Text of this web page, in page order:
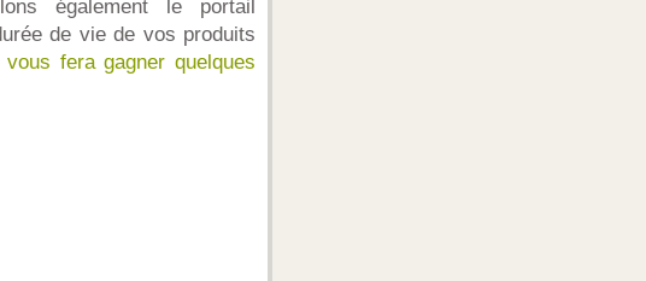
également le portail
de vie de vos produits
vous fera gagner quelques